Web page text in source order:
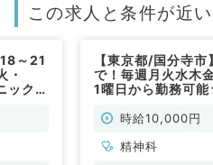
この求人と条件が近
～21
・
ックで
【東京都/国分寺
で！毎週月火水木
1曜日から勤務可
大時給12,000円！
時給10,000円
精神科